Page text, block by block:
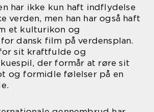
har ikke kun haft indflydelse
verden, men han har også haft
et kulturikon og
dansk film på verdensplan.
sit kraftfulde og
der formår at røre sit
og formidle følelser på en